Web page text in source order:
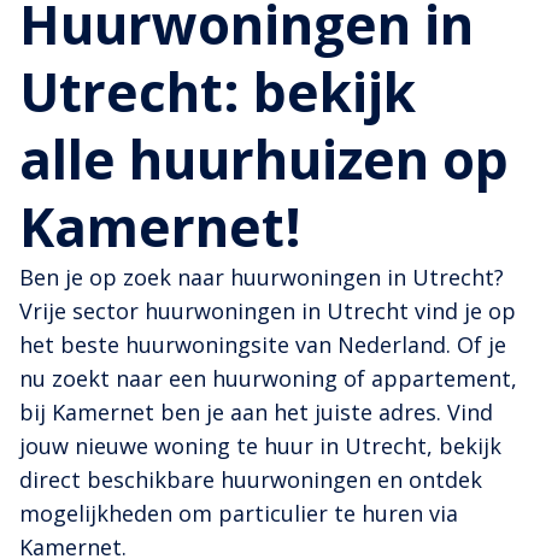
Huurwoningen in
Utrecht: bekijk
alle huurhuizen op
Kamernet!
Ben je op zoek naar huurwoningen in Utrecht?
Vrije sector huurwoningen in Utrecht vind je op
het beste huurwoningsite van Nederland. Of je
nu zoekt naar een huurwoning of appartement,
bij Kamernet ben je aan het juiste adres. Vind
jouw nieuwe woning te huur in Utrecht, bekijk
direct beschikbare huurwoningen en ontdek
mogelijkheden om particulier te huren via
Kamernet.